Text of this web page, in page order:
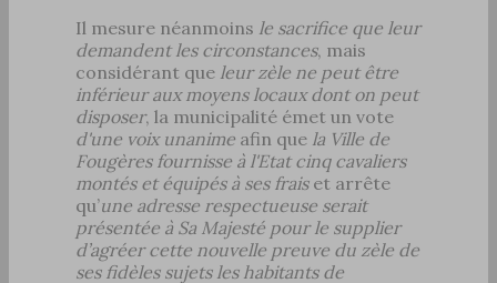
Il mesure néanmoins le sacrifice que leur
demandent les circonstances, mais
considérant que leur zèle ne peut être
inférieur aux moyens locaux dont on peut
disposer, la municipalité émet un vote
d'une voix unanime afin que la Ville de
Fougères fournisse à l'Etat cinq cavaliers
montés et équipés à ses fraiset arrête
qu’une adresse respectueuse serait
présentée à Sa Majesté pour le supplier
d’agréer cette nouvelle preuve du zèle de
ses fidèles sujets les habitants de